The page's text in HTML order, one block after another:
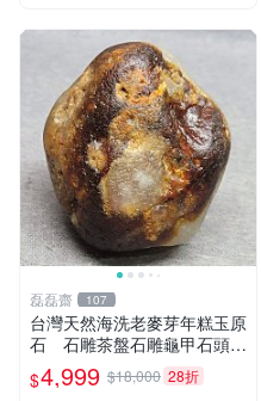
磊磊齋 107
台灣天然海洗老麥芽年糕玉原
石 石雕茶盤石雕龜甲石頭臺
灣藍寶東玉東海岸心臟石黑年
糕玉血絲血絲玉髓秀姑玉鳳梨
$4,999 $18,000 28折